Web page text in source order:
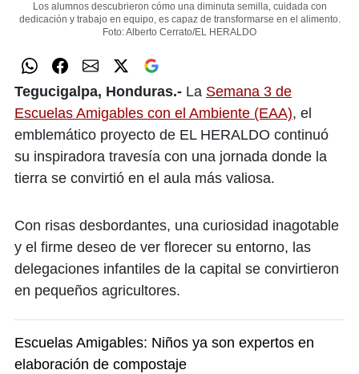
Los alumnos descubrieron cómo una diminuta semilla, cuidada con
dedicación y trabajo en equipo, es capaz de transformarse en el alimento.
Foto: Alberto Cerrato/EL HERALDO
Tegucigalpa, Honduras.- La Semana 3 de
Escuelas Amigables con el Ambiente (EAA), el
emblemático proyecto de EL HERALDO continuó
su inspiradora travesía con una jornada donde la
tierra se convirtió en el aula más valiosa.
Con risas desbordantes, una curiosidad inagotable
y el firme deseo de ver florecer su entorno, las
delegaciones infantiles de la capital se convirtieron
en pequeños agricultores.
Escuelas Amigables: Niños ya son expertos en
elaboración de compostaje